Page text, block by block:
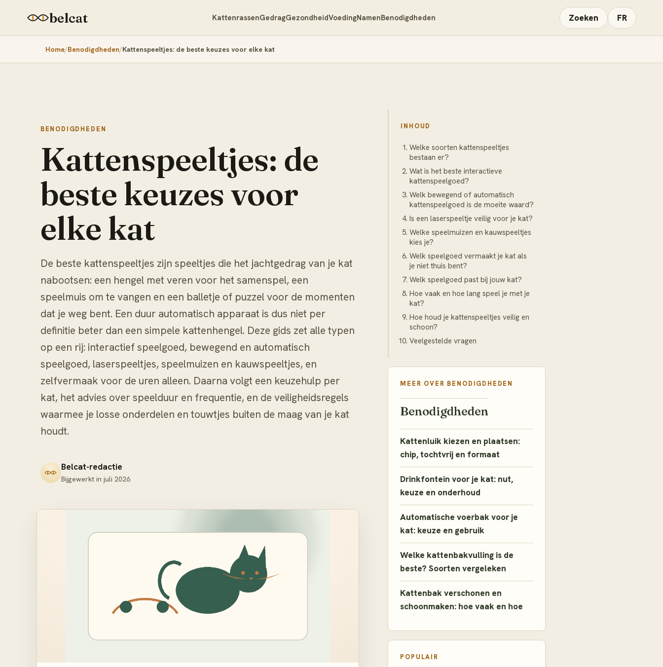
belcat KattenrassenGedragGezondheidVoedingNamenBenodigdheden Zoeken FR
Home Benodigdheden Kattenspeeltjes: de beste keuzes voor elke kat
BENODIGDHEDEN
Kattenspeeltjes: de
beste keuzes voor
elke kat
De beste kattenspeeltjes zijn speeltjes die het jachtgedrag van je kat
nabootsen: een hengel met veren voor het samenspel, een
speelmuis om te vangen en een balletje of puzzel voor de momenten
dat je weg bent. Een duur automatisch apparaat is dus niet per
definitie beter dan een simpele kattenhengel. Deze gids zet alle typen
op een rij: interactief speelgoed, bewegend en automatisch
speelgoed, laserspeeltjes, speelmuizen en kauwspeeltjes, en
zelfvermaak voor de uren alleen. Daarna volgt een keuzehulp per
kat, het advies over speelduur en frequentie, en de veiligheidsregels
waarmee je losse onderdelen en touwtjes buiten de maag van je kat
houdt.
Belcat-redactie
Bijgewerkt in juli 2026
INHOUD
Welke soorten kattenspeeltjes
bestaan er?
Wat is het beste interactieve
kattenspeelgoed?
Welk bewegend of automatisch
kattenspeelgoed is de moeite waard?
Is een laserspeeltje veilig voor je kat?
Welke speelmuizen en kauwspeeltjes
kies je?
Welk speelgoed vermaakt je kat als
je niet thuis bent?
Welk speelgoed past bij jouw kat?
Hoe vaak en hoe lang speel je met je
kat?
Hoe houd je kattenspeeltjes veilig en
schoon?
Veelgestelde vragen
MEER OVER BENODIGDHEDEN
Benodigdheden
Kattenluik kiezen en plaatsen:
chip, tochtvrij en formaat
Drinkfontein voor je kat: nut,
keuze en onderhoud
Automatische voerbak voor je
kat: keuze en gebruik
Welke kattenbakvulling is de
beste? Soorten vergeleken
Kattenbak verschonen en
schoonmaken: hoe vaak en hoe
POPULAIR